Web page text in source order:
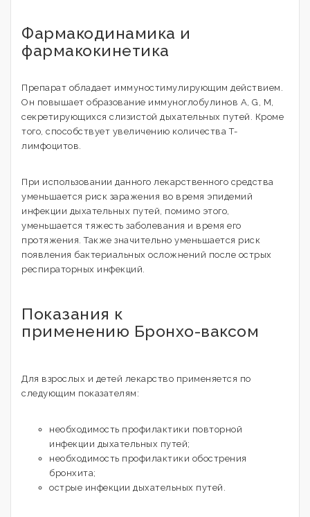
Фармакодинамика и
фармакокинетика
Препарат обладает иммуностимулирующим действием.
Он повышает образование иммуноглобулинов A, G, М,
секретирующихся слизистой дыхательных путей. Кроме
того, способствует увеличению количества Т-
лимфоцитов.
При использовании данного лекарственного средства
уменьшается риск заражения во время эпидемий
инфекции дыхательных путей, помимо этого,
уменьшается тяжесть заболевания и время его
протяжения. Также значительно уменьшается риск
появления бактериальных осложнений после острых
респираторных инфекций.
Показания к
применению Бронхо-ваксом
Для взрослых и детей лекарство применяется по
следующим показателям:
необходимость профилактики повторной
инфекции дыхательных путей;
необходимость профилактики обострения
бронхита;
острые инфекции дыхательных путей.